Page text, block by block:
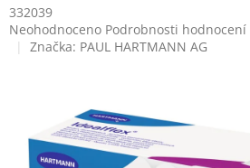
332039
Průměrné
hodnocení
hvězdiček.
Neohodnoceno Podrobnosti hodnocení
Značka: PAUL HARTMANN AG